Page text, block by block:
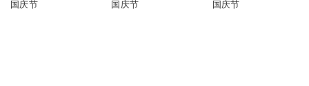
国庆节 国庆节 国庆节